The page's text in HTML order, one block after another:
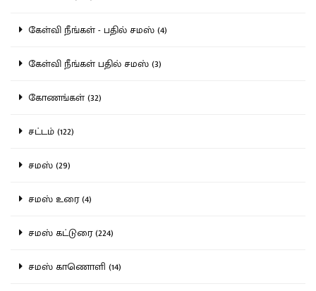
கேள்வி நீங்கள் - பதில் சமஸ் (4)
கேள்வி நீங்கள் பதில் சமஸ் (3)
கோணங்கள் (32)
சட்டம் (122)
சமஸ் (29)
சமஸ் உரை (4)
சமஸ் கட்டுரை (224)
சமஸ் காணொளி (14)